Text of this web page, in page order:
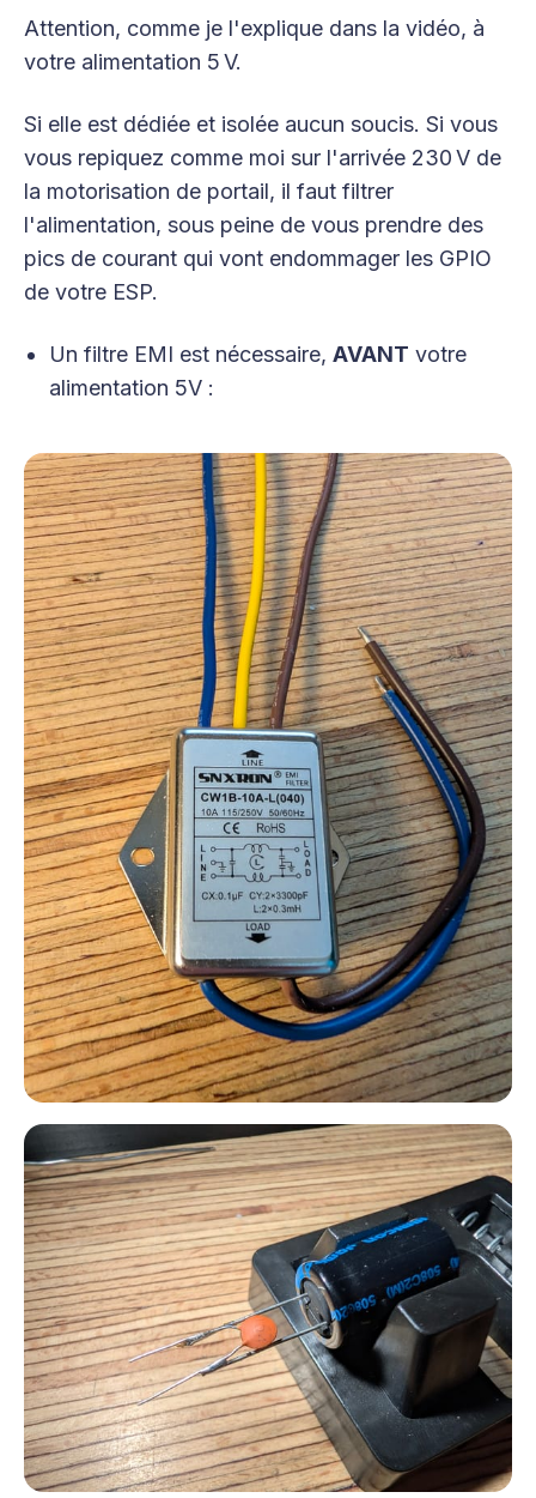
Attention, comme je l'explique dans la vidéo, à
votre alimentation 5 V.
Si elle est dédiée et isolée aucun soucis. Si vous
vous repiquez comme moi sur l'arrivée 230 V de
la motorisation de portail, il faut filtrer
l'alimentation, sous peine de vous prendre des
pics de courant qui vont endommager les GPIO
de votre ESP.
Un filtre EMI est nécessaire, AVANT votre
alimentation 5V :